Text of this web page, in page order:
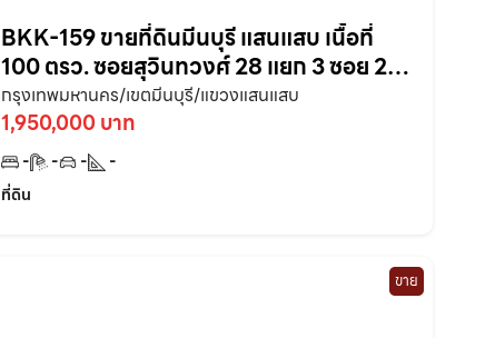
BKK-159 ขายที่ดินมีนบุรี แสนแสบ เนื้อที่
100 ตรว. ซอยสุวินทวงศ์ 28 แยก 3 ซอย 2
ใกล้ถนน 4 เลนเส้นสุวินทวงศ์ 304 – 1.2 กม.
กรุงเทพฯ
กรุงเทพมหานคร/เขตมีนบุรี/แขวงแสนแสบ
1,950,000 บาท
- - -
-
ที่ดิน
ขาย